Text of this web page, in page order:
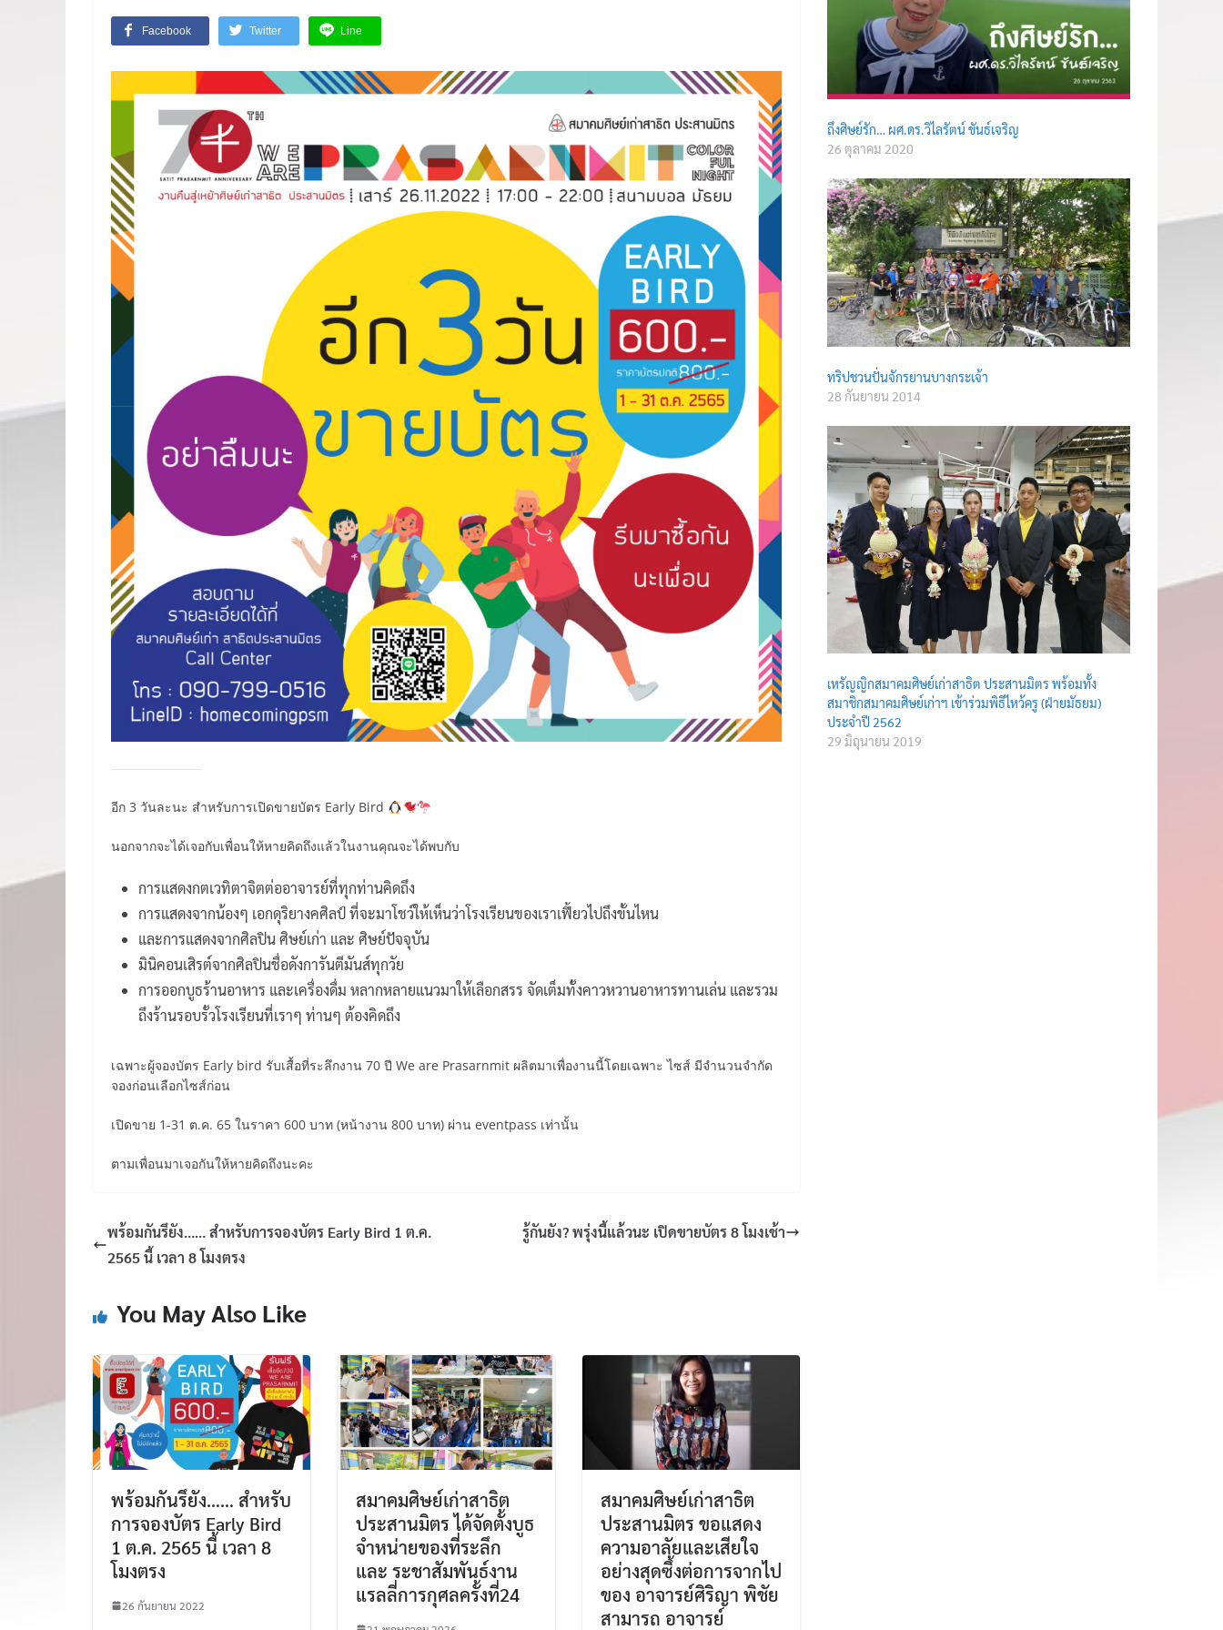
Facebook Twitter Line
อีก 3 วันละนะ สำหรับการเปิดขายบัตร Early Bird
นอกจากจะได้เจอกับเพื่อนให้หายคิดถึงแล้วในงานคุณจะได้พบกับ
การแสดงกตเวทิตาจิตต่ออาจารย์ที่ทุกท่านคิดถึง
การแสดงจากน้องๆ เอกดุริยางคศิลป์ ที่จะมาโชว์ให้เห็นว่าโรงเรียนของเราเฟี้ยวไปถึงขั้นไหน
และการแสดงจากศิลปิน ศิษย์เก่า และ ศิษย์ปัจจุบัน
มินิคอนเสิรต์จากศิลปินชื่อดังการันตีมันส์ทุกวัย
การออกบูธร้านอาหาร และเครื่องดื่ม หลากหลายแนวมาให้เลือกสรร จัดเต็มทั้งคาวหวานอาหารทานเล่น และรวม
ถึงร้านรอบรั้วโรงเรียนที่เราๆ ท่านๆ ต้องคิดถึง
เฉพาะผู้จองบัตร Early bird รับเสื้อที่ระลึกงาน 70 ปี We are Prasarnmit ผลิตมาเพื่องานนี้โดยเฉพาะ ไซส์ มีจำนวนจำกัด
จองก่อนเลือกไซส์ก่อน
เปิดขาย 1-31 ต.ค. 65 ในราคา 600 บาท (หน้างาน 800 บาท) ผ่าน eventpass เท่านั้น
ตามเพื่อนมาเจอกันให้หายคิดถึงนะคะ
พร้อมกันรึยัง…… สำหรับการจองบัตร Early Bird 1 ต.ค.
2565 นี้ เวลา 8 โมงตรง
รู้กันยัง? พรุ่งนี้แล้วนะ เปิดขายบัตร 8 โมงเช้า
You May Also Like
พร้อมกันรึยัง…… สำหรับ
การจองบัตร Early Bird
1 ต.ค. 2565 นี้ เวลา 8
โมงตรง
26 กันยายน 2022
สมาคมศิษย์เก่าสาธิต
ประสานมิตร ได้จัดตั้งบูธ
จำหน่ายของที่ระลึก
และ ระชาสัมพันธ์งาน
แรลลี่การกุศลครั้งที่24
สมาคมศิษย์เก่าสาธิต
ประสานมิตร ขอแสดง
ความอาลัยและเสียใจ
อย่างสุดซึ้งต่อการจากไป
ของ อาจารย์ศิริญา พิชัย
สามารถ อาจารย์
ถึงศิษย์รัก… ผศ.ดร.วิไลรัตน์ ขันธ์เจริญ
26 ตุลาคม 2020
ทริปชวนปั่นจักรยานบางกระเจ้า
28 กันยายน 2014
เหรัญญิกสมาคมศิษย์เก่าสาธิต ประสานมิตร พร้อมทั้ง
สมาชิกสมาคมศิษย์เก่าฯ เข้าร่วมพิธีไหว้ครู (ฝ่ายมัธยม)
ประจำปี 2562
29 มิถุนายน 2019